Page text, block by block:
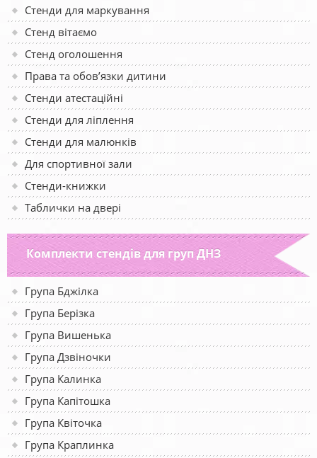
Стенди для маркування
Стенд вітаємо
Стенд оголошення
Права та обов’язки дитини
Стенди атестаційні
Стенди для ліплення
Стенди для малюнків
Для спортивної зали
Стенди-книжки
Таблички на двері
Комплекти стендів для груп ДНЗ
Група Бджілка
Група Берізка
Група Вишенька
Група Дзвіночки
Група Калинка
Група Капітошка
Група Квіточка
Група Краплинка